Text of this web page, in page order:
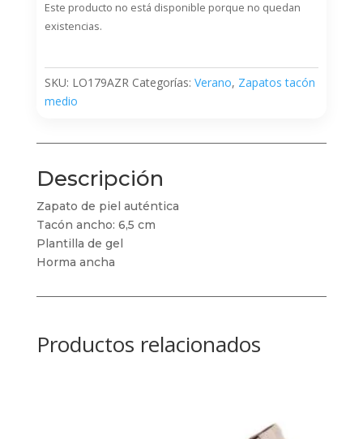
Este producto no está disponible porque no quedan
existencias.
SKU: LO179AZR Categorías: Verano, Zapatos tacón
medio
Descripción
Zapato de piel auténtica
Tacón ancho: 6,5 cm
Plantilla de gel
Horma ancha
Productos relacionados